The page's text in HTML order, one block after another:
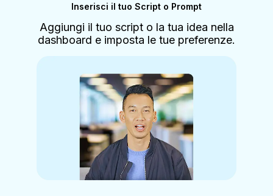
Inserisci il tuo Script o Prompt
Aggiungi il tuo script o la tua idea nella
dashboard e imposta le tue preferenze.